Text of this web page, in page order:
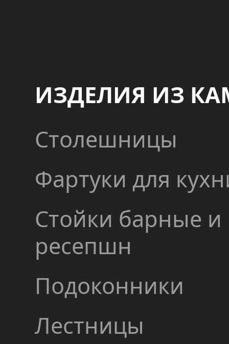
ИЗДЕЛИЯ ИЗ
Столешницы
Фартуки для
Стойки барные и
ресепшн
Подоконники
Лестницы